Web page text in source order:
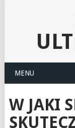
MENU
W JAKI